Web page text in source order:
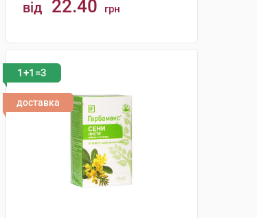
від 22.40 грн
1+1=3
доставка